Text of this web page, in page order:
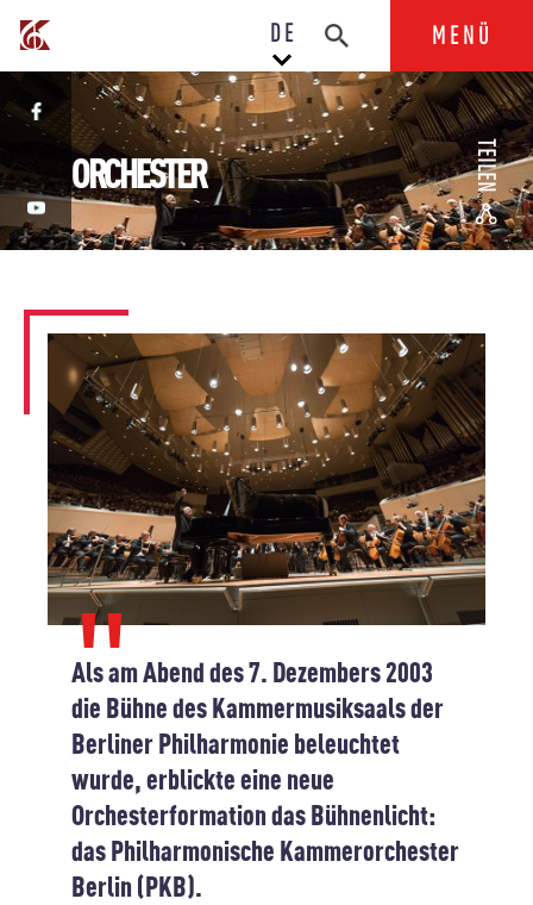
DE MENÜ
ORCHESTER TEILEN
Als am Abend des 7. Dezembers 2003
die Bühne des Kammermusiksaals der
Berliner Philharmonie beleuchtet
wurde, erblickte eine neue
Orchesterformation das Bühnenlicht:
das Philharmonische Kammerorchester
Berlin (PKB).